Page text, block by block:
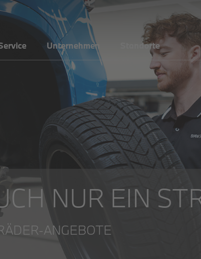
Unternehmen Standorte
NUR EIN
ANGEBOTE